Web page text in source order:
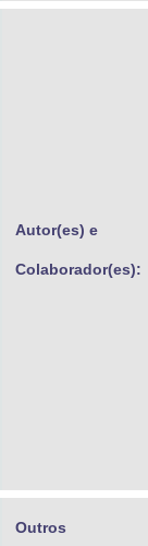
Autor(es) e
Colaborador(es):
Outros